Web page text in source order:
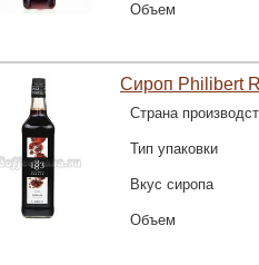
Объем
Сироп Philibert
Страна
Тип упаковки
Вкус сиропа
Объем